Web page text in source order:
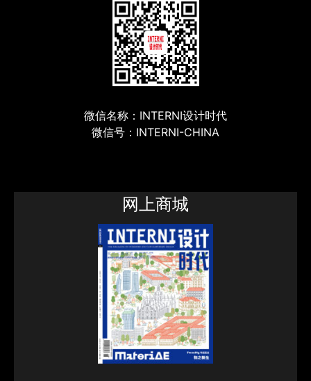
微信名称：INTERNI设计时代
微信号：INTERNI-CHINA
网上商城